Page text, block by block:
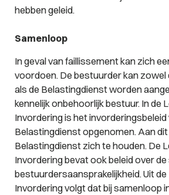
hebben geleid.
Samenloop
In geval van faillissement kan zich
voordoen. De bestuurder kan
als de Belastingdienst worden
kennelijk onbehoorlijk bestuur. In de
Invordering is het invorderingsbeleid
Belastingdienst opgenomen. Aan dit
Belastingdienst zich te houden. De
Invordering bevat ook beleid over
bestuurdersaansprakelijkheid. Uit de
Invordering volgt dat bij samenloop